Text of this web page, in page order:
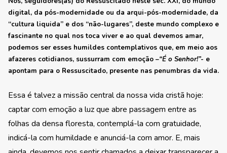
digital, da pós-modernidade ou da arqui-pós-modernidade, da
“cultura liquida” e dos “não-lugares”, deste mundo complexo e
fascinante no qual nos toca viver e ao qual devemos amar,
podemos ser esses humildes contemplativos que, em meio aos
afazeres cotidianos, sussurram com emoção –“É o Senhor!”- e
apontam para o Ressuscitado, presente nas penumbras da vida.
Essa é talvez a missão central da nossa vida cristã hoje:
captar com emoção a luz que abre passagem entre as
folhas da densa floresta, contemplá-la com gratuidade,
indicá-la com humildade e anunciá-la com amor. E, mais